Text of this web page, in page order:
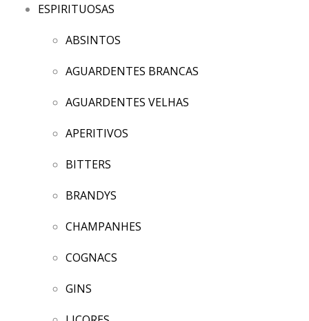
ESPIRITUOSAS
ABSINTOS
AGUARDENTES BRANCAS
AGUARDENTES VELHAS
APERITIVOS
BITTERS
BRANDYS
CHAMPANHES
COGNACS
GINS